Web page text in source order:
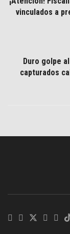
vinculados a
Duro golpe
capturados